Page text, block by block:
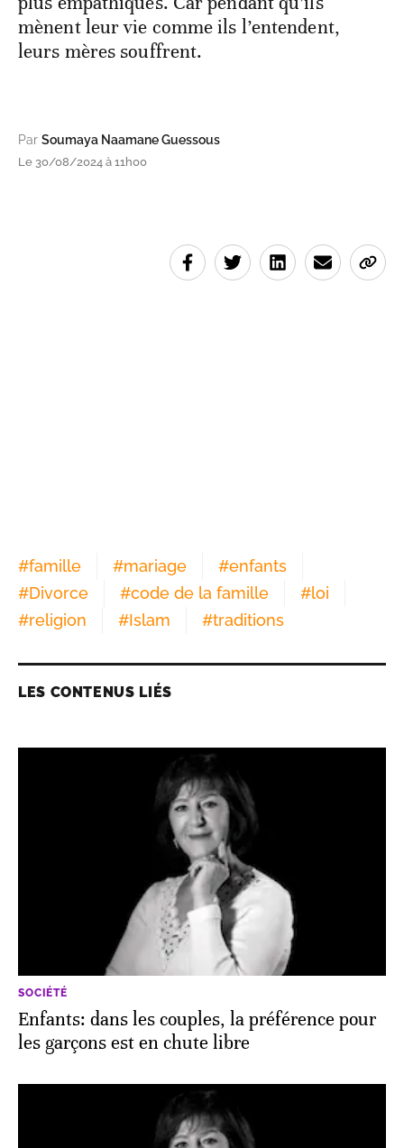
mènent leur vie comme ils l’entendent,
leurs mères souffrent.
Par Soumaya Naamane Guessous
Le 30/08/2024 à 11h00
#famille #mariage #enfants
#Divorce #code de la famille #loi
#religion #Islam #traditions
LES CONTENUS LIÉS
SOCIÉTÉ
Enfants: dans les couples, la préférence pour
les garçons est en chute libre